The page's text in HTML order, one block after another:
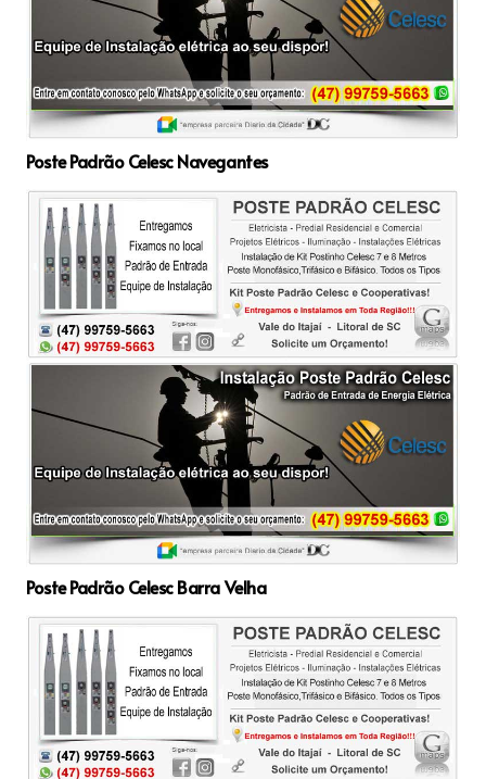
Poste Padrão Celesc Navegantes
Poste Padrão Celesc Barra Velha